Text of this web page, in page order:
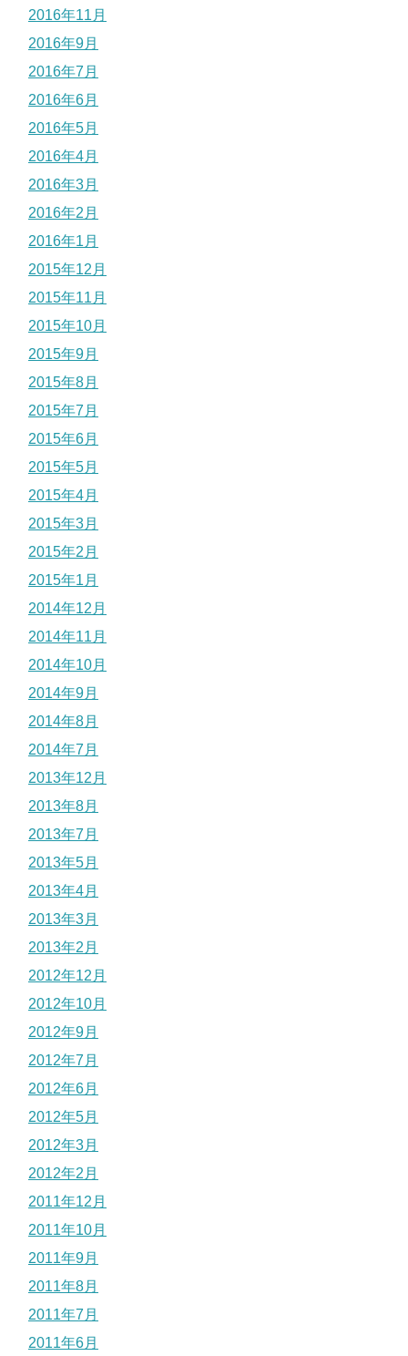
2016年11月
2016年9月
2016年7月
2016年6月
2016年5月
2016年4月
2016年3月
2016年2月
2016年1月
2015年12月
2015年11月
2015年10月
2015年9月
2015年8月
2015年7月
2015年6月
2015年5月
2015年4月
2015年3月
2015年2月
2015年1月
2014年12月
2014年11月
2014年10月
2014年9月
2014年8月
2014年7月
2013年12月
2013年8月
2013年7月
2013年5月
2013年4月
2013年3月
2013年2月
2012年12月
2012年10月
2012年9月
2012年7月
2012年6月
2012年5月
2012年3月
2012年2月
2011年12月
2011年10月
2011年9月
2011年8月
2011年7月
2011年6月